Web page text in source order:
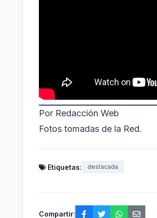
Por Redacción Web
Fotos tomadas de la Red.
Etiquetas: destacada
Compartir: